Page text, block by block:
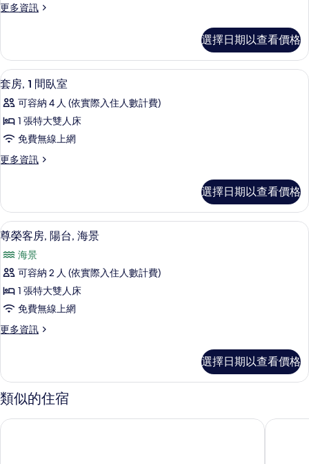
房,
台
的
所
有
相
片
更多資訊
更
客
房,
陽
的
詳
選擇日期以查看價格
顯
示
套
房,
間
室
的
所
有
相
片
套房, 1 間臥室 | 低過敏寢具、客房內
12
套房, 1 間臥室
可容納 4 人 (依實際入住人數計費)
1 張特大雙人床
免費無線上網
更多資訊
更
1
間
臥
室
的
詳
選擇日期以查看價格
顯
示
尊
榮
客
陽
海
景
的
所
尊榮客房, 陽台, 海景 | 低過敏寢具、
4
尊榮客房, 陽台, 海景
海景
可容納 2 人 (依實際入住人數計費)
1 張特大雙人床
免費無線上網
更多資訊
更
客
房,
陽
台,
海
選擇日期以查看價格
類似的住宿
西特爾飯店卡薩斯特蘭海灘飯店 西特爾